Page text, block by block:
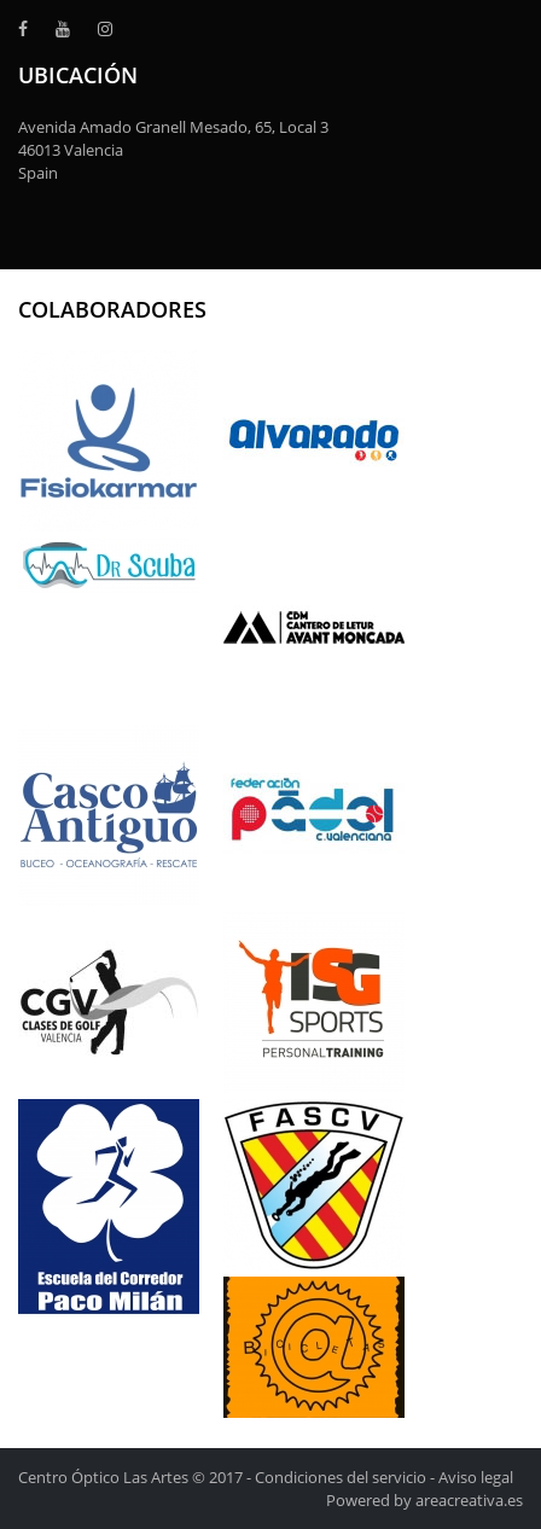
UBICACIÓN
Avenida Amado Granell Mesado, 65, Local 3
46013 Valencia
Spain
COLABORADORES
Centro Óptico Las Artes © 2017 -Condiciones del servicio -Aviso legal
Powered by areacreativa.es